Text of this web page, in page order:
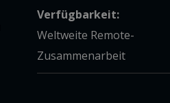
Verfügbarkeit:
Weltweite Remote-
Zusammenarbeit